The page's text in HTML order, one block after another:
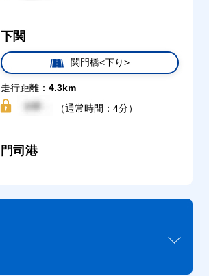
下関
関門橋<下り>
走行距離： 4.3km
（通常時間：4分）
門司港